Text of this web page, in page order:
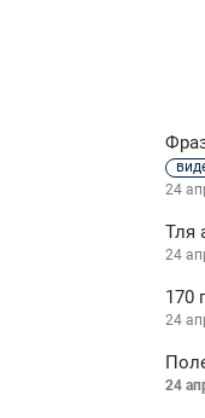
24
Тля
24
170
24
24